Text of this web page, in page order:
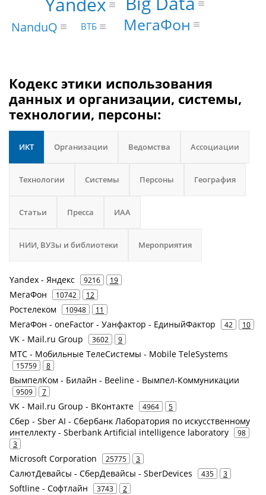
МегаФон
NanduQ ВТБ
Кодекс этики использования
данных и организации, системы,
технологии, персоны:
ИКТ Организации Ведомства Ассоциации
Технологии Системы Персоны География
Статьи Пресса ИАА
НИИ, ВУЗы и библиотеки Мероприятия
Yandex - Яндекс 9216 19
МегаФон 10742 12
Ростелеком 10948 11
МегаФон - oneFactor - Уанфактор - ЕдиныйФактор 42 10
VK - Mail.ru Group 3602 9
МТС - Мобильные ТелеСистемы - Mobile TeleSystems
15759 8
ВымпелКом - Билайн - Beeline - Вымпел-Коммуникации
9509 7
VK - Mail.ru Group - ВКонтакте 4964 5
Сбер - Sber AI - Сбербанк Лаборатория по искусственному
интеллекту - Sberbank Artificial intelligence laboratory
98
3
Microsoft Corporation 25775 3
СалютДевайсы - СберДевайсы - SberDevices 435 3
Softline - Софтлайн 3743 2